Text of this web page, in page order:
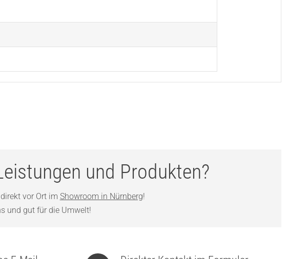
und Produkten?
vor Ort im Showroom in Nürnberg!
und gut für die Umwelt!